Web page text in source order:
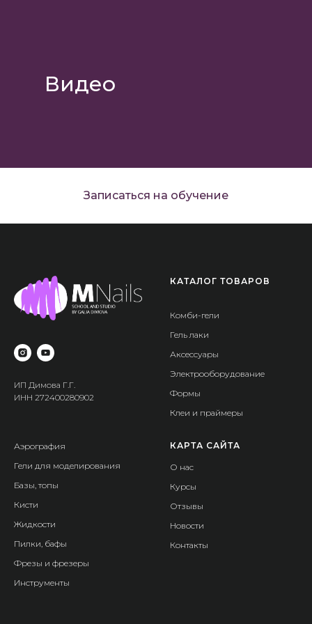
Видео
Записаться на обучение
ИП Димова Г.Г.
ИНН 272400280902
КАТАЛОГ ТОВАРОВ
Комби-гели
Гель лаки
Аксессуары
Электрооборудование
Формы
Клеи и праймеры
Аэрография
Гели для моделирования
Базы, топы
Кисти
Жидкости
Пилки, бафы
Фрезы и фрезеры
Инструменты
КАРТА САЙТА
О нас
Курсы
Отзывы
Новости
Контакты